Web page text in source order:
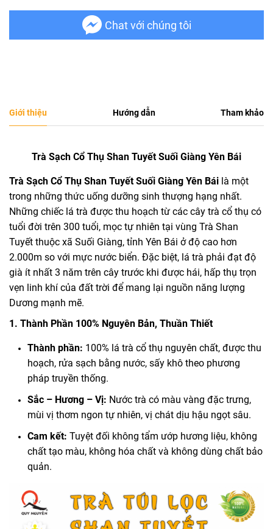
Chat với chúng tôi
Giới thiệu Hướng dẫn Tham khảo
Trà Sạch Cổ Thụ Shan Tuyết Suối Giàng Yên Bái
Trà Sạch Cổ Thụ Shan Tuyết Suối Giàng Yên Bái là một
trong những thức uống dưỡng sinh thượng hạng nhất.
Những chiếc lá trà được thu hoạch từ các cây trà cổ thụ có
tuổi đời trên 300 tuổi, mọc tự nhiên tại vùng Trà Shan
Tuyết thuộc xã Suối Giàng, tỉnh Yên Bái ở độ cao hơn
2.000m so với mực nước biển. Đặc biệt, lá trà phải đạt độ
già ít nhất 3 năm trên cây trước khi được hái, hấp thụ trọn
vẹn linh khí của đất trời để mang lại nguồn năng lượng
Dương mạnh mẽ.
1. Thành Phần 100% Nguyên Bản, Thuần Thiết
Thành phần: 100% lá trà cổ thụ nguyên chất, được thu
hoạch, rửa sạch bằng nước, sấy khô theo phương
pháp truyền thống.
Sắc – Hương – Vị: Nước trà có màu vàng đặc trưng,
mùi vị thơm ngon tự nhiên, vị chát dịu hậu ngọt sâu.
Cam kết: Tuyệt đối không tẩm ướp hương liệu, không
chất tạo màu, không hóa chất và không dùng chất bảo
quản.